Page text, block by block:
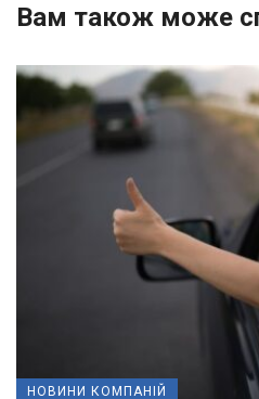
Вам також може
НОВИНИ КОМПАНІЙ